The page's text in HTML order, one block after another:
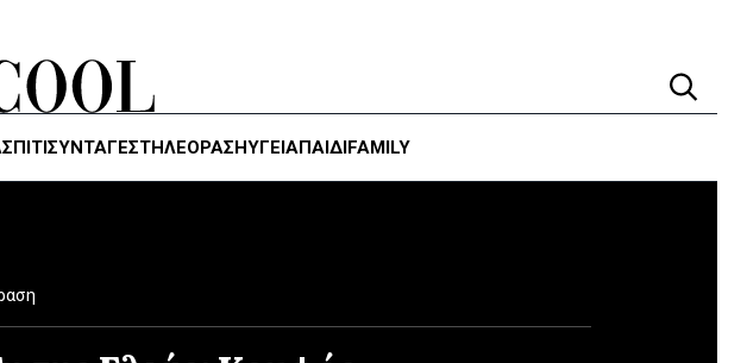
ΣΠΙΤΙΣΥΝΤΑΓΕΣΤΗΛΕΌΡΑΣΗΥΓΕΊΑΠΑΙΔΙFAMILY